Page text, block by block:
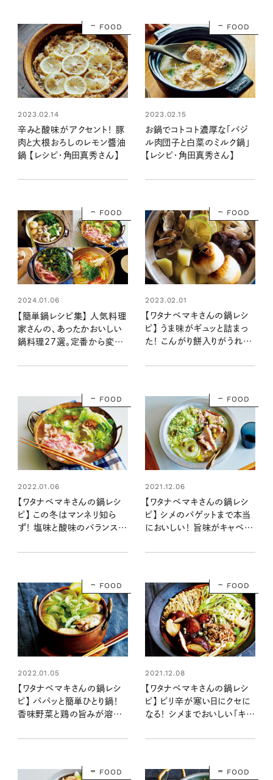
FOOD
2023.02.14
辛みと酸味がアクセント！ 豚
肉と大根おろしのレモン醬油
鍋 【レシピ・角田真秀さん】
FOOD
2023.02.15
お鍋でコトコト濃厚な「バジ
ル肉団子と白菜のミルク鍋」
【レシピ・角田真秀さん】
FOOD
2024.01.06
【簡単鍋レシピ集】 人気料理
家さんの、あったかおいしい
鍋料理27選。定番から変わ
FOOD
2023.02.01
【ワタナベマキさんの鍋レシ
ピ】 うま味がギュッと詰まっ
た！ こんがり餅入りがうれし
ー鍋」
FOOD
2022.01.06
【ワタナベマキさんの鍋レシ
ピ】 この冬はマンネリ知ら
ず！ 塩味と酸味のバランスが
FOOD
2021.12.06
【ワタナベマキさんの鍋レシ
ピ】 シメのバゲットまで本当
においしい！ 旨味がキャベツ
ベツと鯛のオリーブ鍋」
FOOD
2022.01.05
【ワタナベマキさんの鍋レシ
ピ】 パパッと簡単ひとり鍋！
香味野菜と鶏の旨みが溶け
プラー鍋」
FOOD
2021.12.08
【ワタナベマキさんの鍋レシ
ピ】 ピリ辛が寒い日にクセに
なる！ シメまでおいしい「キャ
FOOD FOOD